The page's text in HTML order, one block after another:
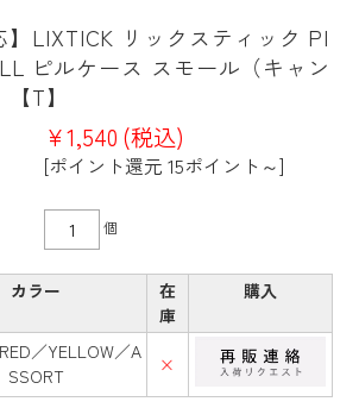
】LIXTICK リックスティック PI
ピルケース スモール（キャン
T】
¥1,540 (税込)
[ポイント還元 15ポイント～]
個
カラー
在
庫
購入
／YELLOW／A
SSORT
×